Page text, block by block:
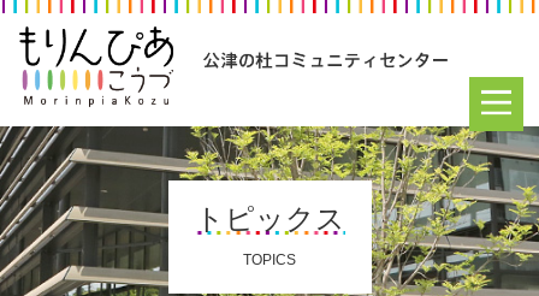
トピックス
TOPICS